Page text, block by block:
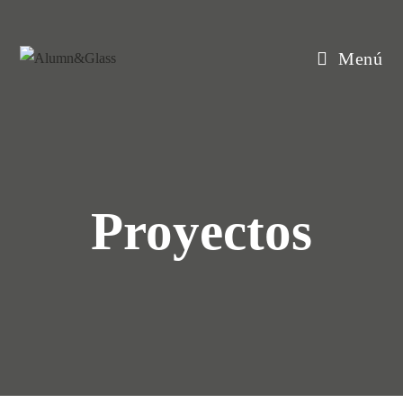
Menú
Proyectos